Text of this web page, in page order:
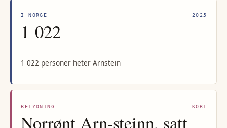
I NORGE 2025
1 022
1 022 personer heter Arnstein
BETYDNING KORT
Norrønt Arn-steinn, satt